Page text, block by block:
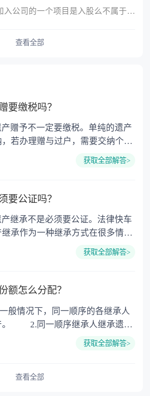
一、加入公司的一个项目是入股么不属于，入股是指公司成立后，原始
查看全部
要缴税吗？
若办理赠与过户，需要交纳个人
和公证费。赠与过户是没有增值税
： 1. 公证费：按房
评估价的0.05%缴纳 4. 土
5. 房屋产权登记费：
获取全部解答>
要公证吗？
承作为一种继承方式在很多情况
公证的，当然，如果需要公正的也
发生纠纷，可以对遗产继承进行
获取全部解答>
额怎么分配？
遗产
人共同生活的继承人，分配遗产
获取全部解答>
查看全部